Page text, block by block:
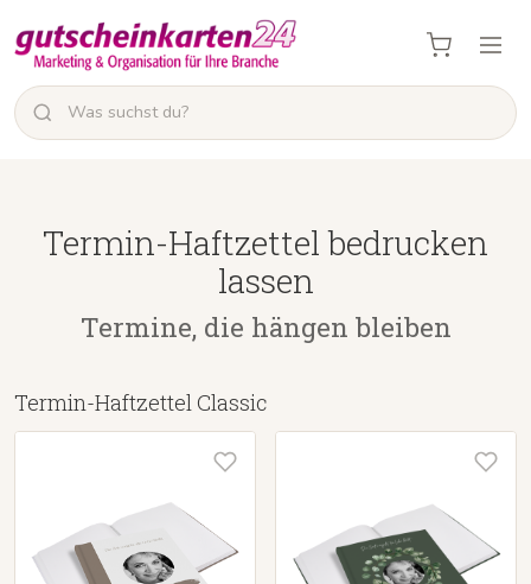
Termin-Haftzettel bedrucken
lassen
Termine, die hängen bleiben
Termin-Haftzettel Classic